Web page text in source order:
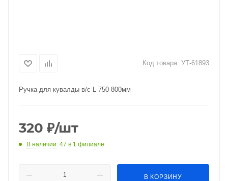
Код товара: УТ-61893
Ручка для кувалды в/с L-750-800мм
320 ₽/шт
В наличии: 47 в 1 филиале
В КОРЗИНУ